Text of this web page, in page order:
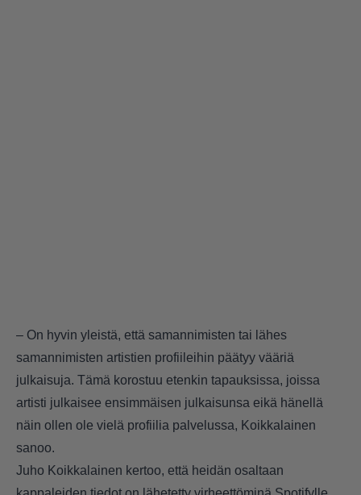
– On hyvin yleistä, että samannimisten tai lähes
samannimisten artistien profiileihin päätyy vääriä
julkaisuja. Tämä korostuu etenkin tapauksissa, joissa
artisti julkaisee ensimmäisen julkaisunsa eikä hänellä
näin ollen ole vielä profiilia palvelussa, Koikkalainen
sanoo.
Juho Koikkalainen kertoo, että heidän osaltaan